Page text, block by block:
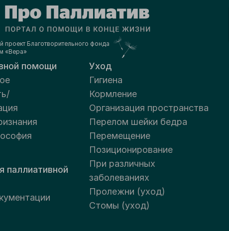
проект Благотворительного фонда
«Вера»
помощи
паллиативной
Уход
Гигиена
Кормление
Организация пространства
Перелом шейки бедра
Перемещение
Позиционирование
При различных
заболеваниях
Пролежни (уход)
Стомы (уход)